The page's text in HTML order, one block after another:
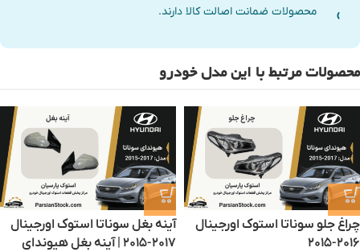
محصولات ضمانت اصالت کالا دارند.
محصولات مرتبط با این مدل خودرو
چراغ جلو سوناتا استوک اورجینال
۲۰۱۶-۲۰۱۵
آینه بغل سوناتا استوک اورجینال
۲۰۱۷-۲۰۱۵ | آینه بغل هیوندای